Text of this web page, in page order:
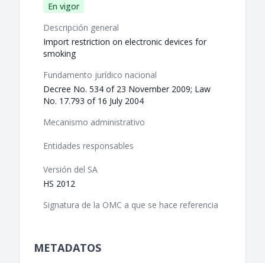
En vigor
Descripción general
Import restriction on electronic devices for
smoking
Fundamento jurídico nacional
Decree No. 534 of 23 November 2009; Law
No. 17.793 of 16 July 2004
Mecanismo administrativo
Entidades responsables
Versión del SA
HS 2012
Signatura de la OMC a que se hace referencia
METADATOS